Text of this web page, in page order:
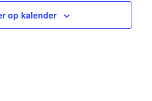
op kalender